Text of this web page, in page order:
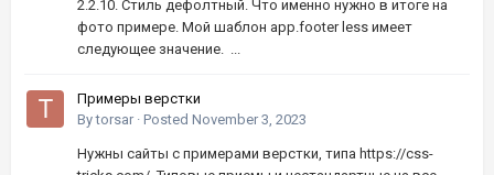
2.2.10. Стиль дефолтный. Что именно нужно в итоге на
фото примере. Мой шаблон app.footer less имеет
следующее значение. ...
Примеры верстки
Bytorsar · Posted November 3, 2023
Нужны сайты с примерами верстки, типа https://css-